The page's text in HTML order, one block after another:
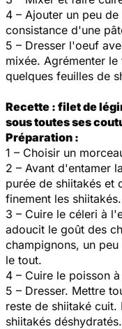
4 – Ajouter un peu
consistance d'une
5 – Dresser l'oeuf
mixée. Agrémenter
quelques feuilles de
Recette : filet de
sous toutes ses
Préparation :
1 – Choisir un
2 – Avant d'entamer
purée de shiitakés et
finement les shiitakés.
3 – Cuire le céleri à
adoucit le goût des
champignons, un
le tout.
4 – Cuire le poisson
5 – Dresser. Mettre
reste de shiitaké
shiitakés déshydratés.